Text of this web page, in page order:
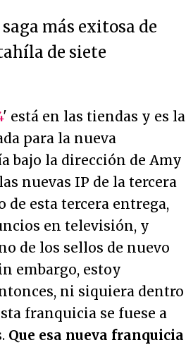
más exitosa de
de siete
' está en las tiendas y es la
para la nueva
bajo la dirección de Amy
nuevas IP de la tercera
de esta tercera entrega,
en televisión, y
de los sellos de nuevo
embargo, estoy
ni siquiera dentro
franquicia se fuese a
Que esa nueva franquicia